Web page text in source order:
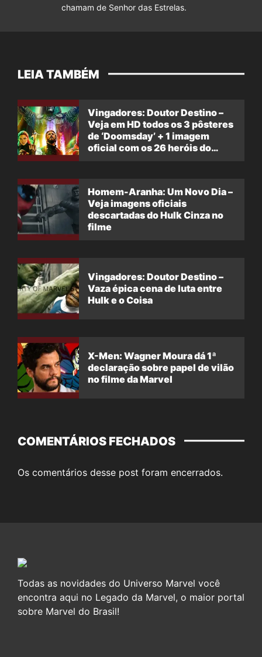
chamam de Senhor das Estrelas.
LEIA TAMBÉM
Vingadores: Doutor Destino –
Veja em HD todos os 3 pôsteres
de ‘Doomsday’ + 1 imagem
oficial com os 26 heróis do
Homem-Aranha: Um Novo Dia –
Veja imagens oficiais
descartadas do Hulk Cinza no
filme
Vingadores: Doutor Destino –
Vaza épica cena de luta entre
Hulk e o Coisa
X-Men: Wagner Moura dá 1ª
declaração sobre papel de vilão
no filme da Marvel
COMENTÁRIOS FECHADOS
Os comentários desse post foram encerrados.
Todas as novidades do Universo Marvel você
encontra aqui no Legado da Marvel, o maior portal
sobre Marvel do Brasil!